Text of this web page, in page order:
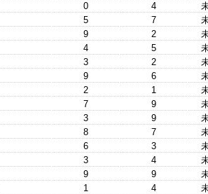
0 4
5 7
9 2
4 5
3 2
9 6
2 1
7 9
3 9
8 7
6 3
3 4
9 9
1 4